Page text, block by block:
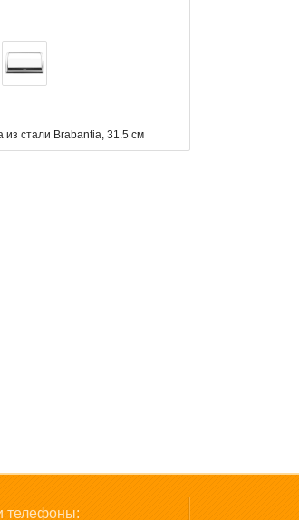
из стали Brabantia, 31.5 см
телефоны: